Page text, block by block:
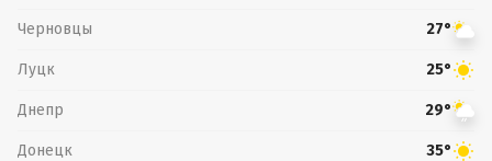
Черновцы 27°
Луцк 25°
Днепр 29°
Донецк 35°